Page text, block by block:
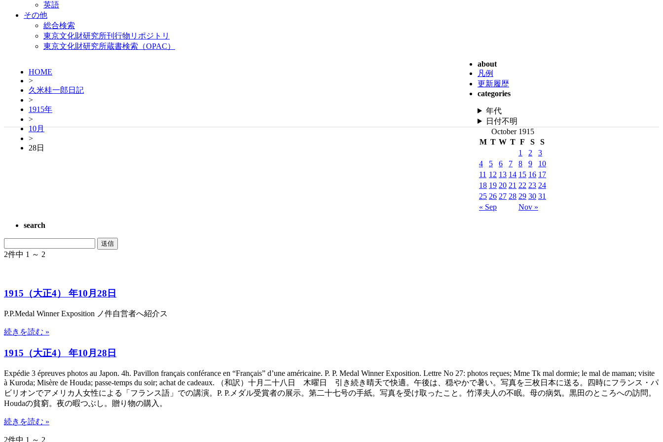
英語
その他
総合検索
東京文化財研究所刊行物リポジトリ
東京文化財研究所蔵書検索（OPAC）
HOME
>
久米桂一郎日記
>
1915年
>
10月
>
28日
about
凡例
更新履歴
categories
年代
日付不明
October 1915
M T W T F S S
« Sep Nov »
1 2
3
4
5 6 7 8 9
10
11 12 13 14 15 16 17
18 19 20 21 22 23 24
25 26 27 28 29 30 31
search
2件中 1 ～ 2
1915（大正4） 年10月28日
P.P.Medal Winner Exposition ノ件自営者へ紹介ス
続きを読む »
1915（大正4） 年10月28日
Expédie 3 épreuves photos au Japon. 4h. Pavillon français conférance en “Français” d’une américaine. P. P. Medal Winner Exposition. Lettre No 27: photos reçues; Mme Tk mal dormie; le mal de maman; visite
à Kuroda; Misère de Houda; passe-temps du soir; achat de cadeaux. （和訳）十月二十八日 木曜日 引き続き晴天で快適。午後は、穏やかで暑い。写真を三枚日本に送る。四時にフランス・パ
ビリオンでアメリカ人女性による「フランス語」での講演。P. P.メダル受賞者の展示。第二十七号の手紙。写真を受け取ったこと。竹澤夫人の不眠。母の病気。黒田のところへの訪問。
Houdaの貧窮。夜の暇つぶし。贈り物の購入。
続きを読む »
2件中 1 ～ 2